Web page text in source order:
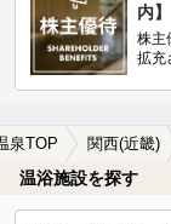
内】
株主
拡充
泉TOP 関西(近畿)
温浴施設を探す